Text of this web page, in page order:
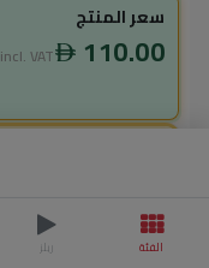
سعر المنتج
110.00
incl. VAT
110.00 وفر11.00
الفئة ريلز